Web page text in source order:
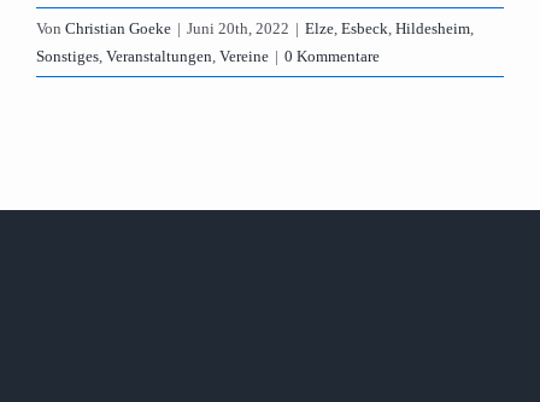
Von Christian Goeke | Juni 20th, 2022 | Elze, Esbeck, Hildesheim,
Sonstiges, Veranstaltungen, Vereine | 0 Kommentare